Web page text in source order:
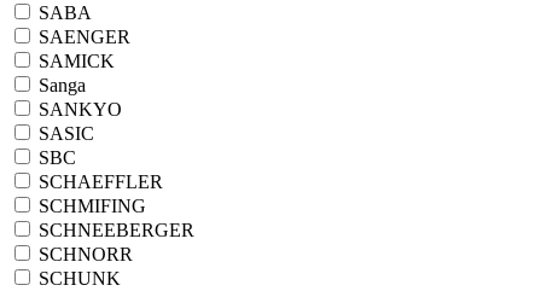
SABA
SAENGER
SAMICK
Sanga
SANKYO
SASIC
SBC
SCHAEFFLER
SCHMIFING
SCHNEEBERGER
SCHNORR
SCHUNK